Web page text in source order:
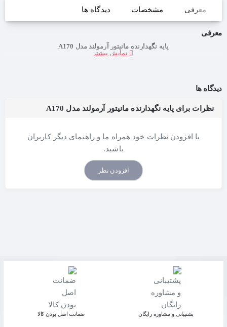
معرفی مشخصات دیدگاه ها
معرفی
پایه نگهدارنده مانیتور آرمولند مدل A170
دیدگاه ها
نظرات برای پایه نگهدارنده مانیتور آرمولند مدل A170
با افزودن نظرات خود همراه ما و راهنمای دیگر کاربران
باشید.
افزودن نظر
پشتیبانی و مشاوره رایگان ﺿﻤﺎﻧﺖ اﺻﻞ ﺑﻮدن ﮐﺎﻟﺎ